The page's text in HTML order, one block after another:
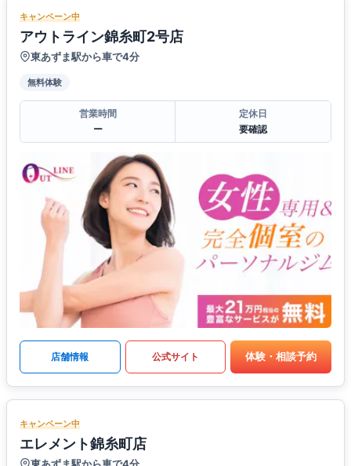
キャンペーン中
アウトライン錦糸町2号店
東あずま駅から車で4分
無料体験
営業時間
ー
定休日
要確認
店舗情報 公式サイト 体験・相談予約
キャンペーン中
エレメント錦糸町店